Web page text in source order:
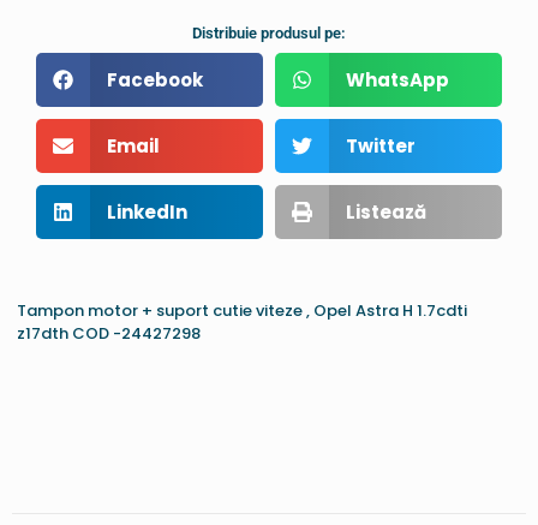
Distribuie produsul pe:
Facebook WhatsApp
Email Twitter
LinkedIn Listează
Tampon motor + suport cutie viteze , Opel Astra H 1.7cdti
z17dth COD -24427298